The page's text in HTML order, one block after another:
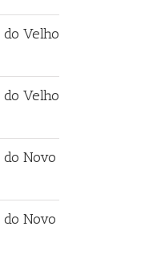
Velho
Velho
Novo
Novo